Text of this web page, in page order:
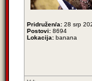
Pridružen/a: 28 srp
Postovi: 8694
Lokacija: banana